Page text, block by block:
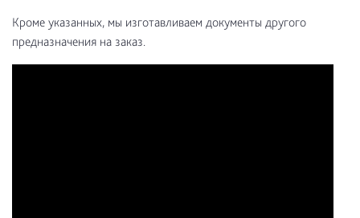
Кроме указанных, мы изготавливаем документы другого
предназначения на заказ.